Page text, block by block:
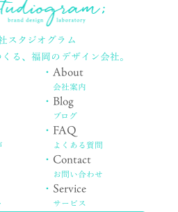
スタジオグラム
る、福岡のデザイン会社。
・About
会社案内
・ Blog
ブログ
・ FAQ
よくある質問
・ Contact
お問い合わせ
・ Service
サービス